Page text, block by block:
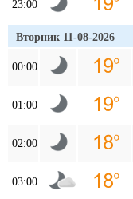
23:00
Вторник 11-08-2026
00:00
01:00
02:00
03:00